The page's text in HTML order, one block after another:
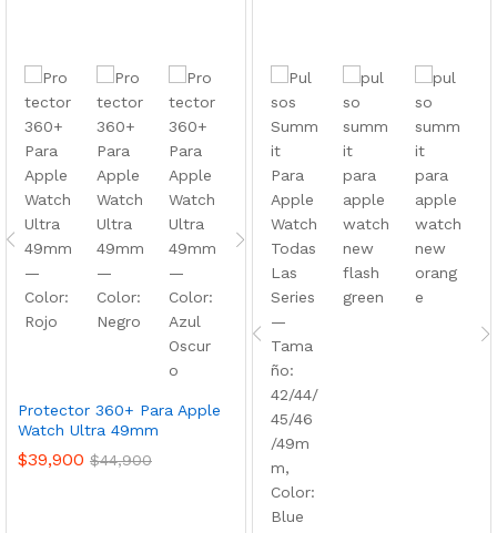
Protector 360+ Para Apple
Watch Ultra 49mm
$39,900 $44,900